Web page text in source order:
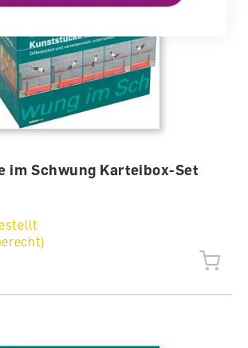
im Schwung Karteibox-Set